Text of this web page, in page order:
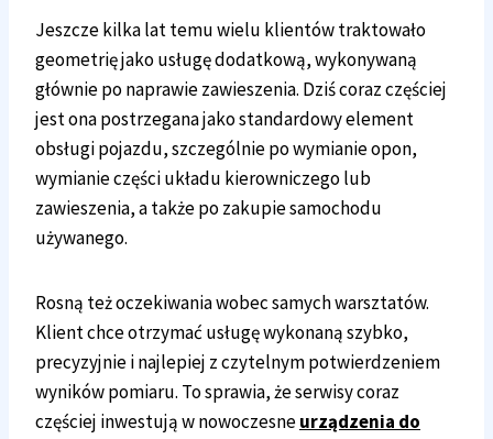
Jeszcze kilka lat temu wielu klientów traktowało
geometrię jako usługę dodatkową, wykonywaną
głównie po naprawie zawieszenia. Dziś coraz częściej
jest ona postrzegana jako standardowy element
obsługi pojazdu, szczególnie po wymianie opon,
wymianie części układu kierowniczego lub
zawieszenia, a także po zakupie samochodu
używanego.
Rosną też oczekiwania wobec samych warsztatów.
Klient chce otrzymać usługę wykonaną szybko,
precyzyjnie i najlepiej z czytelnym potwierdzeniem
wyników pomiaru. To sprawia, że serwisy coraz
częściej inwestują w nowoczesneurządzenia do